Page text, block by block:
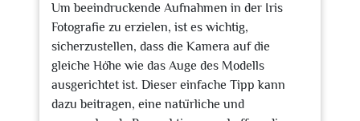
Um beeindruckende Aufnahmen in der Iris
Fotografie zu erzielen, ist es wichtig,
sicherzustellen, dass die Kamera auf die
gleiche Höhe wie das Auge des Modells
ausgerichtet ist. Dieser einfache Tipp kann
dazu beitragen, eine natürliche und